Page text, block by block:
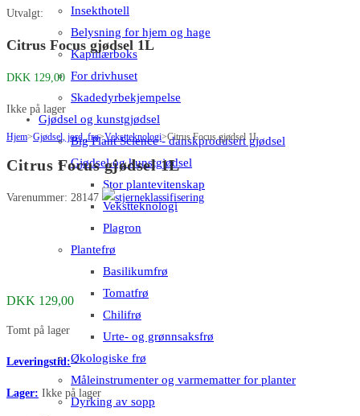
Insekthotell
Belysning for hjem og hage
Kapillærboks
For drivhuset
Skadedyrbekjempelse
Gjødsel og kunstgjødsel
Big Plant Science - danskprodusert gjødsel
Gjødsel og kunstgjødsel
Stor plantevitenskap
Vekstteknologi
Plagron
Plantefrø
Basilikumfrø
Tomatfrø
Chilifrø
Urte- og grønnsaksfrø
Økologiske frø
Måleinstrumenter og varmematter for planter
Dyrking av sopp
Utvalgt:
Citrus Focus gjødsel 1L
DKK 129,00
Ikke på lager
Hjem>Gjødsel, jord, frø>Vekstteknologi>Citrus Focus gjødsel 1L
Citrus Focus gjødsel 1L
Varenummer: 28147
DKK 129,00
Tomt på lager
Leveringstid:-
Lager: Ikke på lager